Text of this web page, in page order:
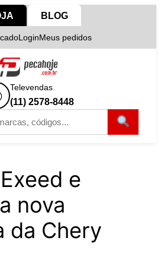
BLOG
LoginMeus pedidos
Televendas
(11) 2578-8448
e
nova
da Chery